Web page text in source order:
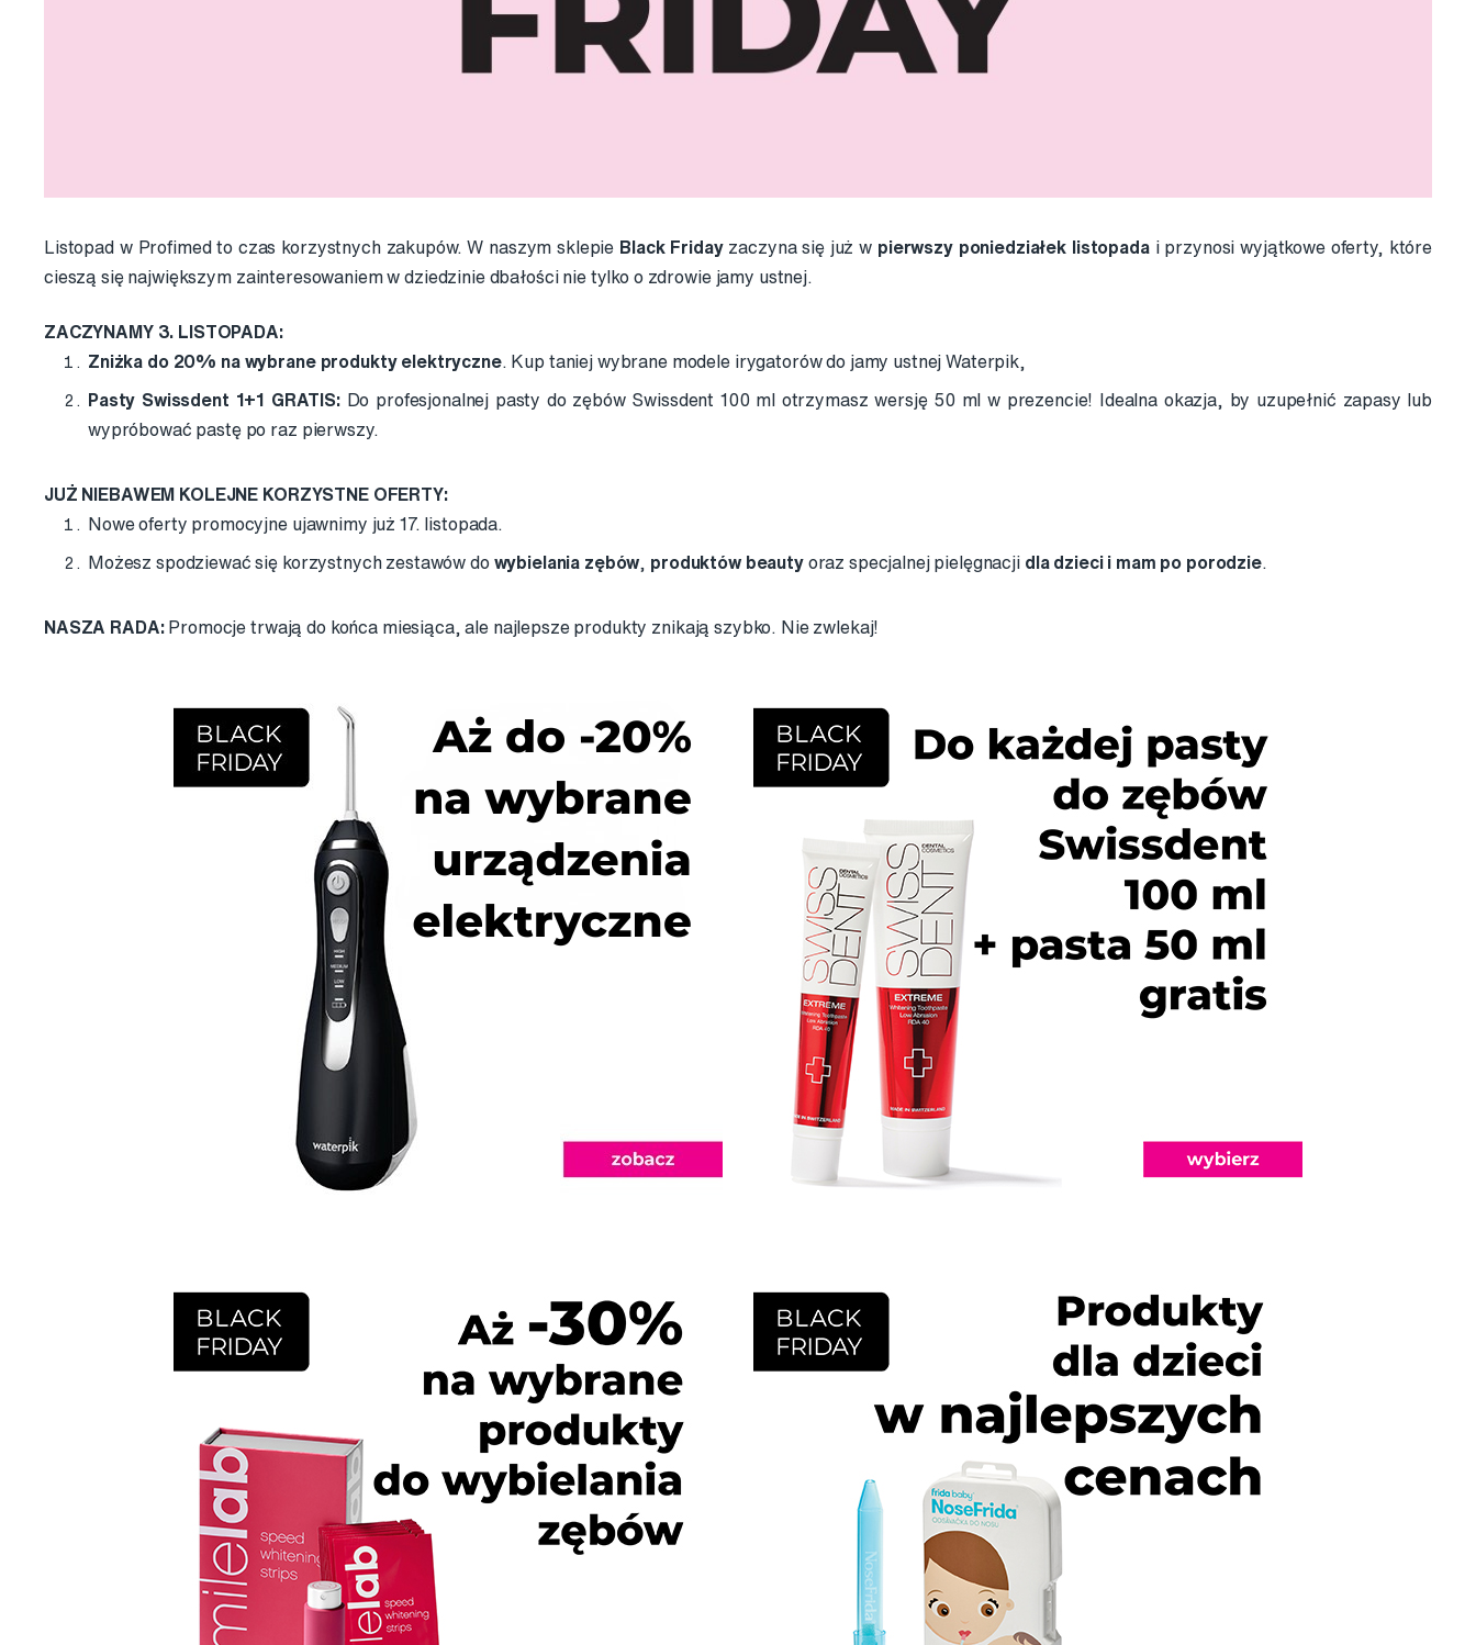
Listopad w Profimed to czas korzystnych zakupów. W naszym sklepie Black Fridayzaczyna się już w pierwszy poniedziałek listopadai przynosi wyjątkowe oferty, które
cieszą się największym zainteresowaniem w dziedzinie dbałości nie tylko o zdrowie jamy ustnej.
ZACZYNAMY 3. LISTOPADA:
Zniżka do 20% na wybrane produkty elektryczne. Kup taniej wybrane modele irygatorów do jamy ustnej Waterpik,
Pasty Swissdent 1+1 GRATIS:Do profesjonalnej pasty do zębów Swissdent 100 ml otrzymasz wersję 50 ml w prezencie! Idealna okazja, by uzupełnić zapasy lub
wypróbować pastę po raz pierwszy.
JUŻ NIEBAWEM KOLEJNE KORZYSTNE OFERTY:
Nowe oferty promocyjne ujawnimy już 17. listopada.
Możesz spodziewać się korzystnych zestawów do wybielania zębów produktów beautyoraz specjalnej pielęgnacji dla dzieci i mam po porodzie.
NASZA RADA:Promocje trwają do końca miesiąca, ale najlepsze produkty znikają szybko. Nie zwlekaj!